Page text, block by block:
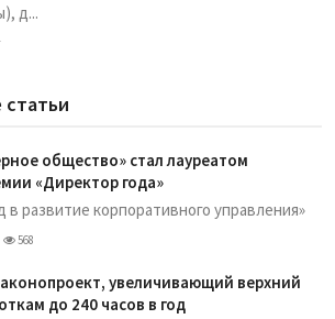
д...
общество» стал лауреатом
«Директор года»
развитие корпоративного управления»
568
увеличивающий верхний
до 240 часов в год